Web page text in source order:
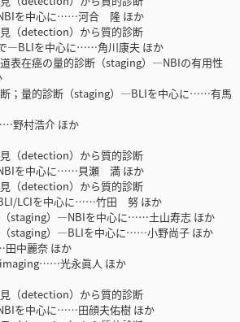
を中心に……河合 隆 ほか
（detection）から質的診断
―BLIを中心に……角川康夫 ほか
表在癌の量的診断（staging）―NBIの有用性
；量的診断（staging）―BLIを中心に……有馬
野村浩介 ほか
（detection）から質的診断
を中心に……貝瀬 満 ほか
（detection）から質的診断
LCIを中心に……竹田 努 ほか
staging）―NBIを中心に……土山寿志 ほか
staging）―BLIを中心に……小野尚子 ほか
中麗奈 ほか
光永眞人 ほか
（detection）から質的診断
を中心に……田顔夫佑樹 ほか